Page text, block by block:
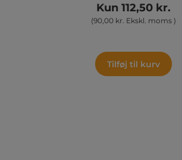
Kun 112,50 kr.
(90,00 kr. Ekskl. moms )
Tilføj til kurv